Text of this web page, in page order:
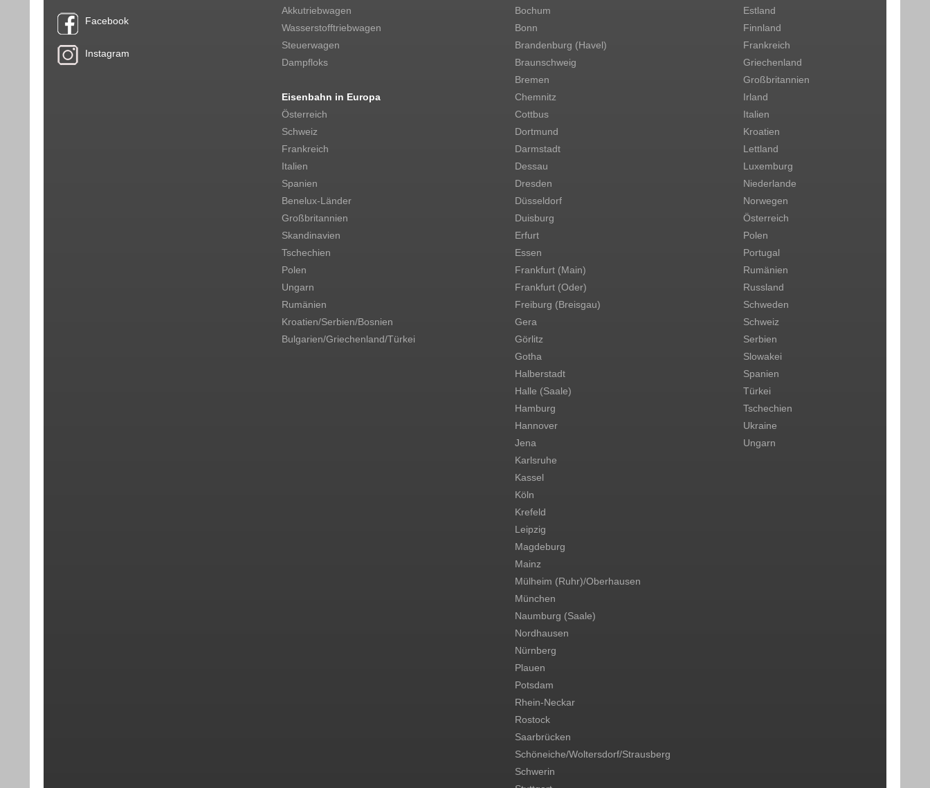
Facebook
Instagram
Akkutriebwagen
Wasserstofftriebwagen
Steuerwagen
Dampfloks
Eisenbahn in Europa
Österreich
Schweiz
Frankreich
Italien
Spanien
Benelux-Länder
Großbritannien
Skandinavien
Tschechien
Polen
Ungarn
Rumänien
Kroatien/Serbien/Bosnien
Bulgarien/Griechenland/Türkei
Bochum
Bonn
Brandenburg (Havel)
Braunschweig
Bremen
Chemnitz
Cottbus
Dortmund
Darmstadt
Dessau
Dresden
Düsseldorf
Duisburg
Erfurt
Essen
Frankfurt (Main)
Frankfurt (Oder)
Freiburg (Breisgau)
Gera
Görlitz
Gotha
Halberstadt
Halle (Saale)
Hamburg
Hannover
Jena
Karlsruhe
Kassel
Köln
Krefeld
Leipzig
Magdeburg
Mainz
Mülheim (Ruhr)/Oberhausen
München
Naumburg (Saale)
Nordhausen
Nürnberg
Plauen
Potsdam
Rhein-Neckar
Rostock
Saarbrücken
Schöneiche/Woltersdorf/Strausberg
Schwerin
Estland
Finnland
Frankreich
Griechenland
Großbritannien
Irland
Italien
Kroatien
Lettland
Luxemburg
Niederlande
Norwegen
Österreich
Polen
Portugal
Rumänien
Russland
Schweden
Schweiz
Serbien
Slowakei
Spanien
Türkei
Tschechien
Ukraine
Ungarn